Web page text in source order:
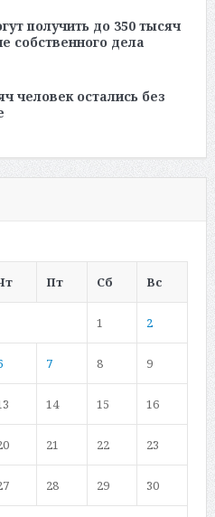
получить до 350 тысяч
собственного дела
человек остались без
Пт Сб Вс
1 2
7 8 9
14 15 16
21 22 23
28 29 30